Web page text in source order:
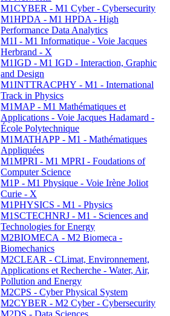
M1CYBER - M1 Cyber - Cybersecurity
M1HPDA - M1 HPDA - High
Performance Data Analytics
M1I - M1 Informatique - Voie Jacques
Herbrand - X
M1IGD - M1 IGD - Interaction, Graphic
and Design
M1INTTRACPHY - M1 - International
Track in Physics
M1MAP - M1 Mathématiques et
Applications - Voie Jacques Hadamard -
École Polytechnique
M1MATHAPP - M1 - Mathématiques
Appliquées
M1MPRI - M1 MPRI - Foudations of
Computer Science
M1P - M1 Physique - Voie Irène Joliot
Curie - X
M1PHYSICS - M1 - Physics
M1SCTECHNRJ - M1 - Sciences and
Technologies for Energy
M2BIOMECA - M2 Biomeca -
Biomechanics
M2CLEAR - CLimat, Environnement,
Applications et Recherche - Water, Air,
Pollution and Energy
M2CPS - Cyber Physical System
M2CYBER - M2 Cyber - Cybersecurity
M2DS - Data Sciences